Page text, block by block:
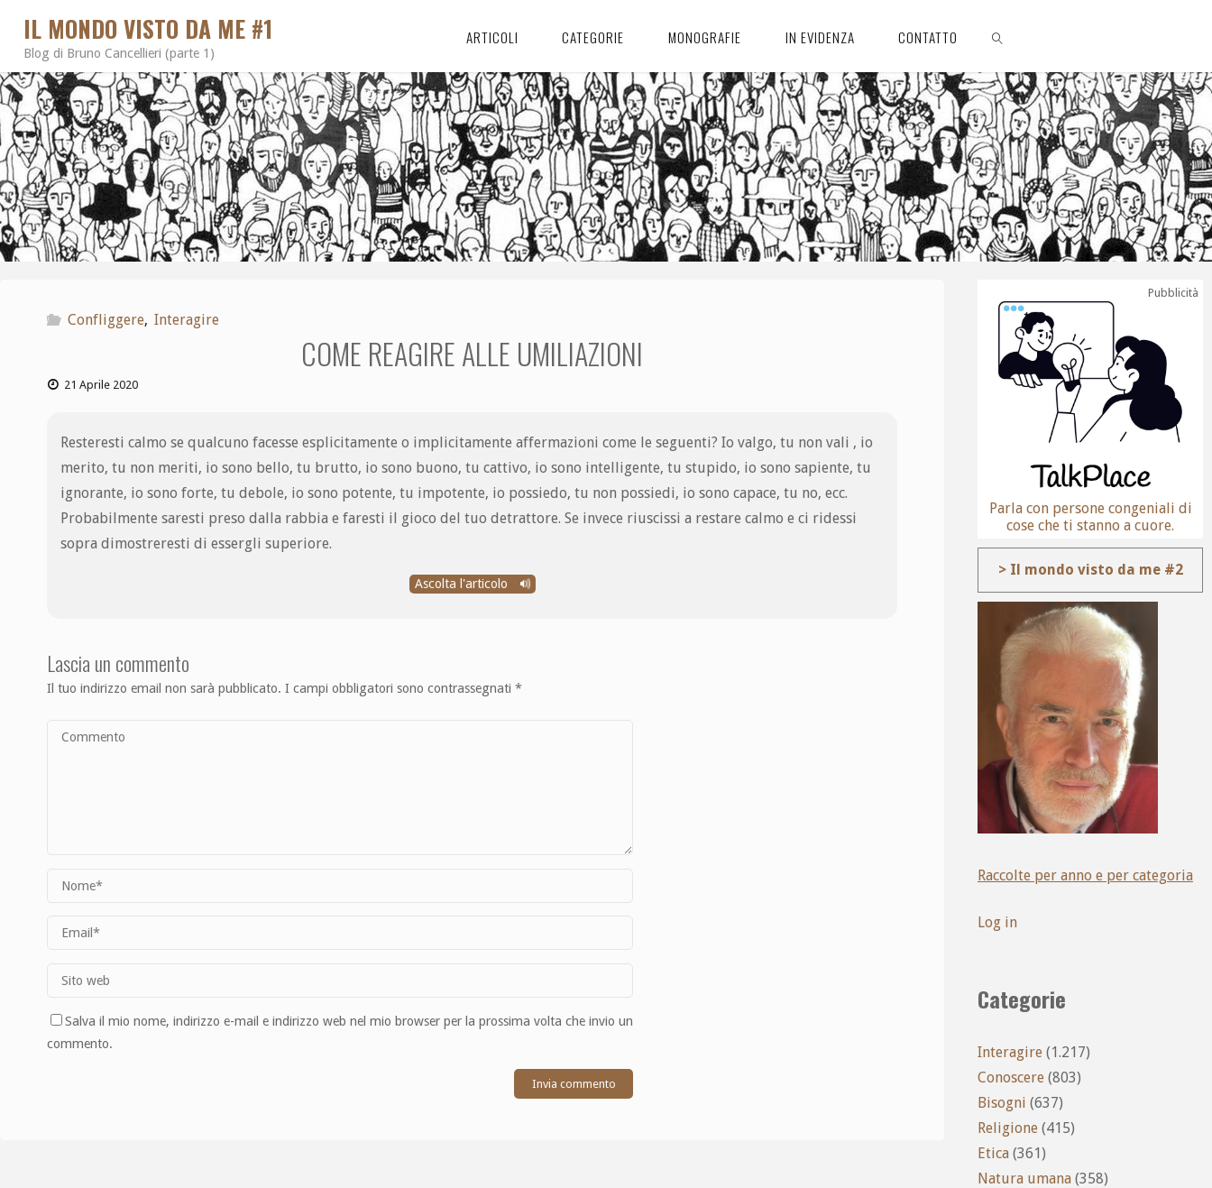
IL MONDO VISTO DA ME #1
Blog di Bruno Cancellieri (parte 1)
ARTICOLI CATEGORIE MONOGRAFIE IN EVIDENZA CONTATTO
CERCA
Confliggere, Interagire
COME REAGIRE ALLE UMILIAZIONI
21 Aprile 2020
Resteresti calmo se qualcuno facesse esplicitamente o implicitamente affermazioni come le seguenti? Io valgo, tu non vali , io
merito, tu non meriti, io sono bello, tu brutto, io sono buono, tu cattivo, io sono intelligente, tu stupido, io sono sapiente, tu
ignorante, io sono forte, tu debole, io sono potente, tu impotente, io possiedo, tu non possiedi, io sono capace, tu no, ecc.
Probabilmente saresti preso dalla rabbia e faresti il gioco del tuo detrattore. Se invece riuscissi a restare calmo e ci ridessi
sopra dimostreresti di essergli superiore.
Ascolta l'articolo
Lascia un commento
Il tuo indirizzo email non sarà pubblicato. I campi obbligatori sono contrassegnati*
Salva il mio nome, indirizzo e-mail e indirizzo web nel mio browser per la prossima volta che invio un
commento.
Pubblicità
Parla con persone congeniali di
cose che ti stanno a cuore.
> Il mondo visto da me #2
Raccolte per anno e per categoria
Log in
Categorie
Interagire (1.217)
Conoscere (803)
Bisogni (637)
Religione (415)
Etica (361)
Natura umana (358)